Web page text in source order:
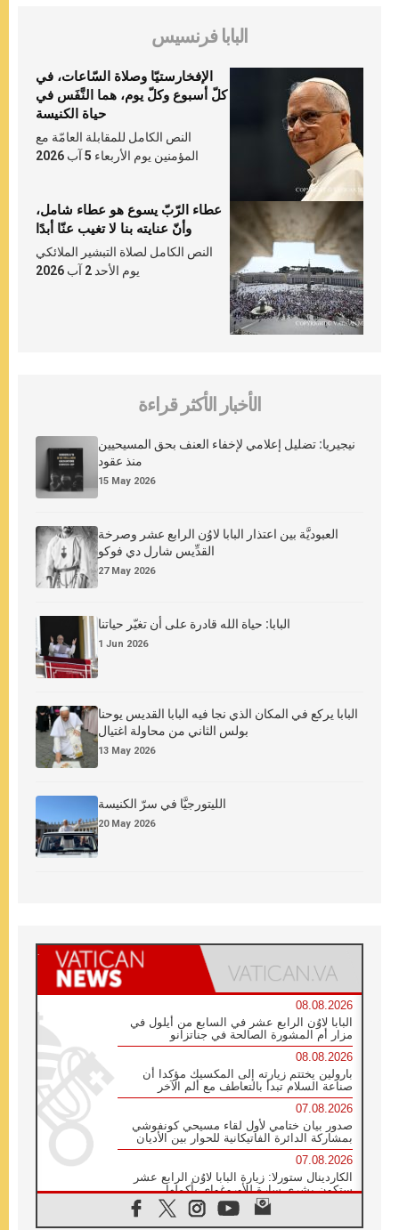
البابا فرنسيس
الإفخارستيّا وصلاة السّاعات، في
كلّ أسبوع وكلّ يوم، هما النَّفَس في
حياة الكنيسة
النص الكامل للمقابلة العامّة مع
المؤمنين يوم الأربعاء 5 آب 2026
عطاء الرّبّ يسوع هو عطاء شامل،
وأنّ عنايته بنا لا تغيب عنّا أبدًا
النص الكامل لصلاة التبشير الملائكي
يوم الأحد 2 آب 2026
الأخبار الأكثر قراءة
نيجيريا: تضليل إعلامي لإخفاء العنف بحق المسيحيين
منذ عقود
15 May 2026
العبوديَّة بين اعتذار البابا لاوُن الرابع عشر وصرخة
القدِّيس شارل دي فوكو
27 May 2026
البابا: حياة الله قادرة على أن تغيّر حياتنا
1 Jun 2026
البابا يركع في المكان الذي نجا فيه البابا القديس يوحنا
بولس الثاني من محاولة اغتيال
13 May 2026
الليتورجيَّا في سرّ الكنيسة
20 May 2026
08.08.2026
البابا لاوُن الرابع عشر في السابع من أيلول في
مزار أم المشورة الصالحة في جناتزانو
08.08.2026
بارولين يختتم زيارته إلى المكسيك مؤكدا أن
صناعة السلام تبدأ بالتعاطف مع ألم الآخر
07.08.2026
صدور بيان ختامي لأول لقاء مسيحي كونفوشي
بمشاركة الدائرة الفاتيكانية للحوار بين الأديان
07.08.2026
الكاردينال ستورلا: زيارة البابا لاوُن الرابع عشر
ستكون بشرى سارة للأوروغواي بأكملها